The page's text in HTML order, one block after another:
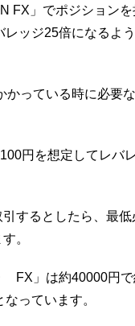
FX」でポジション
レッジ25倍になるよ
かっている時に必要
円を想定してレバ
するとしたら、最
。
FX」は約40000円で
っています。